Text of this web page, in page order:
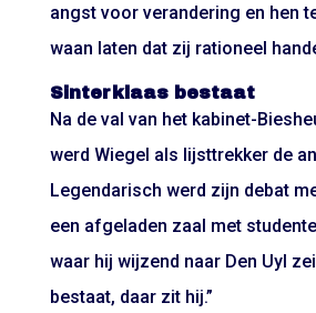
angst voor verandering en hen
waan laten dat zij rationeel
Sinterklaas bestaat
Na de val van het kabinet-
werd Wiegel als lijsttrekker de
Legendarisch werd zijn debat
een afgeladen zaal met
waar hij wijzend naar Den Uyl
bestaat, daar zit hij.”